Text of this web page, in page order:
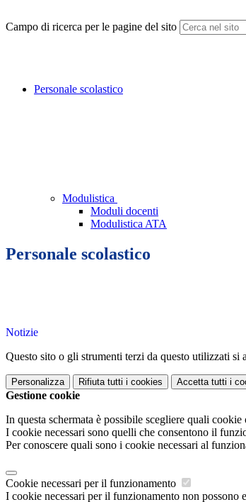
Campo di ricerca per le pagine del sito
Personale scolastico
Modulistica
Moduli docenti
Modulistica ATA
Personale scolastico
Notizie
Questo sito o gli strumenti terzi da questo utilizzati
Personalizza Rifiuta tutti i cookies Accetta tutti i
Gestione cookie
In questa schermata è possibile scegliere quali cookie
I cookie necessari sono quelli che consentono il
Per conoscere quali sono i cookie necessari al
Cookie necessari per il funzionamento
I cookie necessari per il funzionamento non